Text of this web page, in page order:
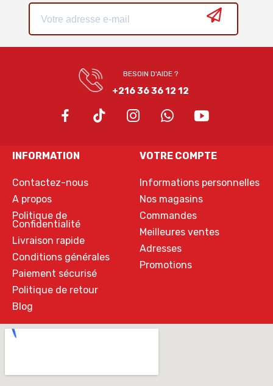
BESOIN D'AIDE ?
+216 36 36 12 12
INFORMATION
Contactez-nous
A propos
Politique de
Confidentialité
Livraison rapide
Conditions générales
Paiement sécurisé
Politique de retour
Blog
VOTRE COMPTE
Informations personnelles
Nos magasins
Commandes
Meilleures ventes
Adresses
Promotions